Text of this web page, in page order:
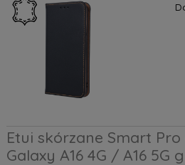
Etui skórzane Smart
Galaxy A16 4G / A16 5G